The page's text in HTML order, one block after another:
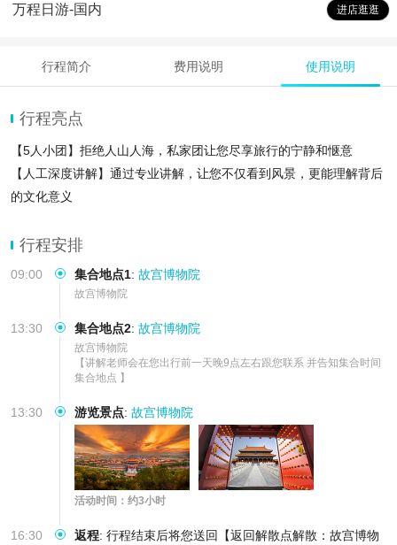
万程日游-国内 进店逛逛
行程简介 费用说明 使用说明
行程亮点
【5人小团】拒绝人山人海，私家团让您尽享旅行的宁静和惬意
【人工深度讲解】通过专业讲解，让您不仅看到风景，更能理解背后
的文化意义
如对讲解不满意 全额
行程安排
09:00 集合地点1: 故宫博物院
故宫博物院
13:30 集合地点2: 故宫博物院
故宫博物院
【讲解老师会在您出行前一天晚9点左右跟您联系 并告知集合时间
集合地点 】
13:30 游览景点: 故宫博物院
活动时间：约3小时
16:30 返程: 行程结束后将您送回【返回解散点解散：故宫博物